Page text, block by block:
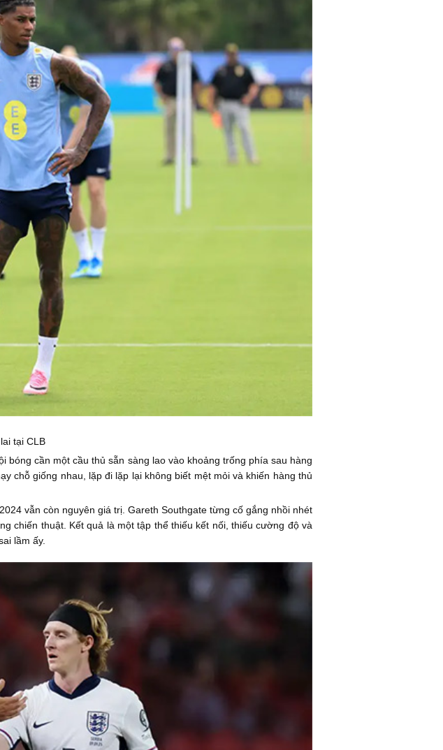
tại CLB
bóng cần một cầu thủ sẵn sàng lao vào khoảng trống phía sau hàng
chỗ giống nhau, lặp đi lặp lại không biết mệt mỏi và khiến hàng thủ
vẫn còn nguyên giá trị. Gareth Southgate từng cố gắng nhồi nhét
chiến thuật. Kết quả là một tập thể thiếu kết nối, thiếu cường độ và
lầm ấy.